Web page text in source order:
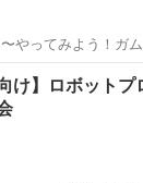
やってみよう！ガ
、2026もやります
音楽と仮面作り、
ョップ インド
け】ロボット